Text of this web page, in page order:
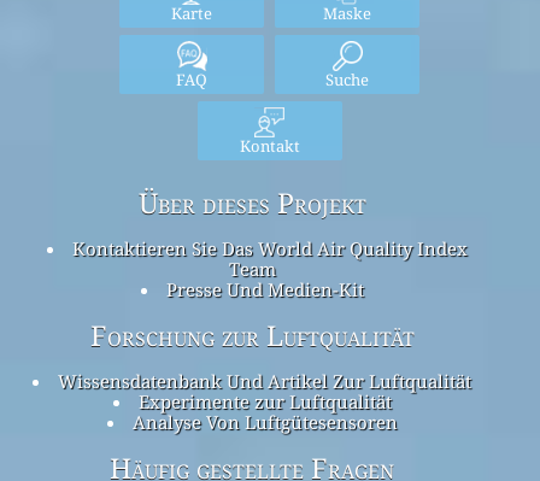
Karte Maske
FAQ Suche
Kontakt
Über dieses Projekt
Kontaktieren Sie Das World Air Quality Index
Team
Presse Und Medien-Kit
Forschung zur Luftqualität
Wissensdatenbank Und Artikel Zur Luftqualität
Experimente zur Luftqualität
Analyse Von Luftgütesensoren
Häufig gestellte Fragen